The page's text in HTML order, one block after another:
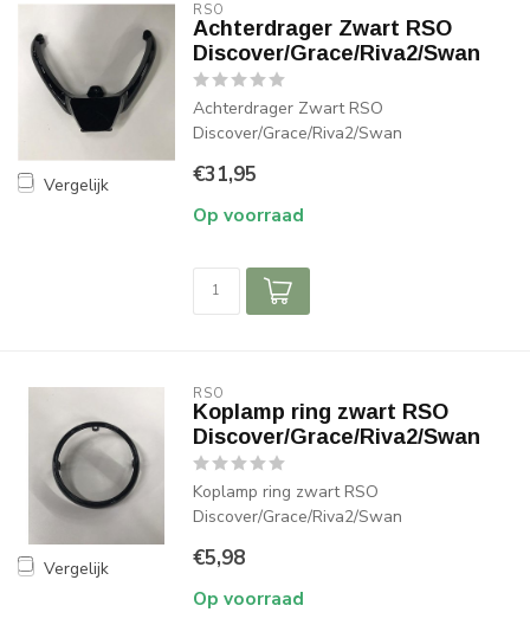
Vergelijk
RSO
Achterdrager Zwart RSO
Discover/Grace/Riva2/Swan
Achterdrager Zwart RSO
Discover/Grace/Riva2/Swan
€31,95
Op voorraad
Vergelijk
RSO
Koplamp ring zwart RSO
Discover/Grace/Riva2/Swan
Koplamp ring zwart RSO
Discover/Grace/Riva2/Swan
€5,98
Op voorraad